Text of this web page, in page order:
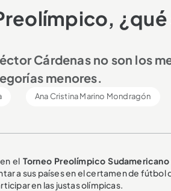
¿qué
Cárdenas no son los
menores.
Ana Cristina Marino Mondragón
en el Torneo Preolímpico
a sus países en el certamen de fútbol
en las justas olímpicas.